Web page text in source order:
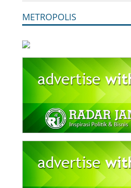
METROPOLIS